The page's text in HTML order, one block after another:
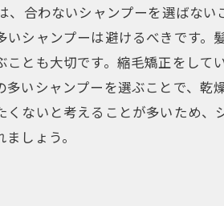
、合わないシャンプーを選ばな
シャンプーは避けるべきです
とも大切です。縮毛矯正をし
いシャンプーを選ぶことで、
ないと考えることが多いため
しょう。